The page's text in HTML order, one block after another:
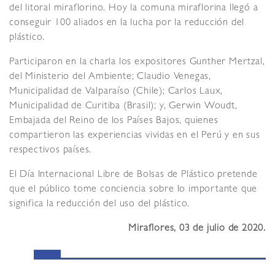
del litoral miraflorino. Hoy la comuna miraflorina llegó a
conseguir 100 aliados en la lucha por la reducción del
plástico.
Participaron en la charla los expositores Gunther Mertzal,
del Ministerio del Ambiente; Claudio Venegas,
Municipalidad de Valparaíso (Chile); Carlos Laux,
Municipalidad de Curitiba (Brasil); y, Gerwin Woudt,
Embajada del Reino de los Países Bajos, quienes
compartieron las experiencias vividas en el Perú y en sus
respectivos países.
El Día Internacional Libre de Bolsas de Plástico pretende
que el público tome conciencia sobre lo importante que
significa la reducción del uso del plástico.
Miraflores, 03 de julio de 2020.